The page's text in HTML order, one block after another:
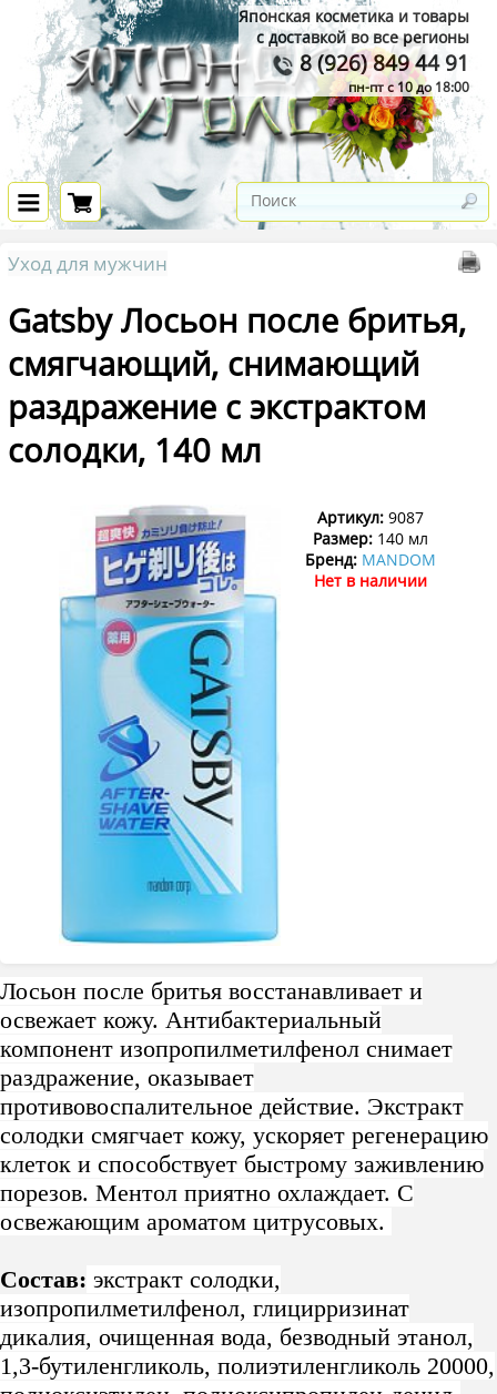
Японская косметика и товары
с доставкой во все регионы
8 (926) 849 44 91
пн-пт с 10 до 18:00
Уход для мужчин
Gatsby Лосьон после бритья,
смягчающий, снимающий
раздражение с экстрактом
солодки, 140 мл
Артикул:9087
Размер:140 мл
Бренд: MANDOM
Нет в наличии
Лосьон после бритья восстанавливает и
освежает кожу. Антибактериальный
компонент изопропилметилфенол снимает
раздражение, оказывает
противовоспалительное действие. Экстракт
солодки смягчает кожу, ускоряет регенерацию
клеток и способствует быстрому заживлению
порезов. Ментол приятно охлаждает. С
освежающим ароматом цитрусовых.
Состав: экстракт солодки,
изопропилметилфенол, глицирризинат
дикалия, очищенная вода, безводный этанол,
1,3-бутиленгликоль, полиэтиленгликоль 20000,